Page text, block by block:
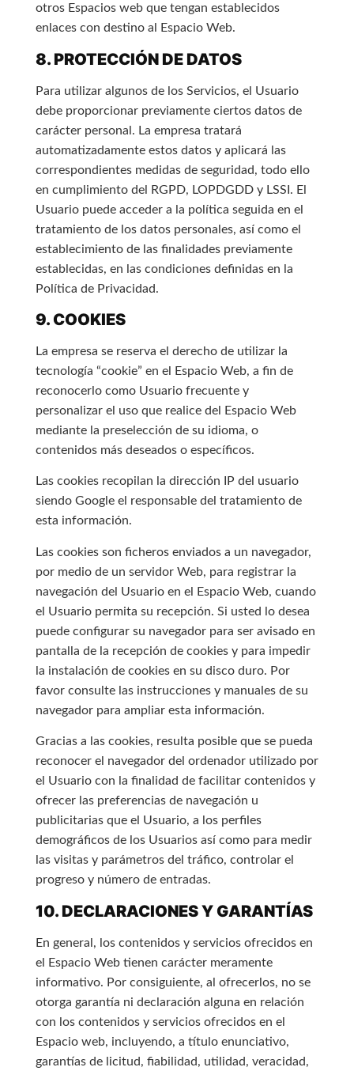
otros Espacios web que tengan establecidos
enlaces con destino al Espacio Web.
8. PROTECCIÓN DE DATOS
Para utilizar algunos de los Servicios, el Usuario
debe proporcionar previamente ciertos datos de
carácter personal. La empresa tratará
automatizadamente estos datos y aplicará las
correspondientes medidas de seguridad, todo ello
en cumplimiento del RGPD, LOPDGDD y LSSI. El
Usuario puede acceder a la política seguida en el
tratamiento de los datos personales, así como el
establecimiento de las finalidades previamente
establecidas, en las condiciones definidas en la
Política de Privacidad.
9. COOKIES
La empresa se reserva el derecho de utilizar la
tecnología “cookie” en el Espacio Web, a fin de
reconocerlo como Usuario frecuente y
personalizar el uso que realice del Espacio Web
mediante la preselección de su idioma, o
contenidos más deseados o específicos.
Las cookies recopilan la dirección IP del usuario
siendo Google el responsable del tratamiento de
esta información.
Las cookies son ficheros enviados a un navegador,
por medio de un servidor Web, para registrar la
navegación del Usuario en el Espacio Web, cuando
el Usuario permita su recepción. Si usted lo desea
puede configurar su navegador para ser avisado en
pantalla de la recepción de cookies y para impedir
la instalación de cookies en su disco duro. Por
favor consulte las instrucciones y manuales de su
navegador para ampliar esta información.
Gracias a las cookies, resulta posible que se pueda
reconocer el navegador del ordenador utilizado por
el Usuario con la finalidad de facilitar contenidos y
ofrecer las preferencias de navegación u
publicitarias que el Usuario, a los perfiles
demográficos de los Usuarios así como para medir
las visitas y parámetros del tráfico, controlar el
progreso y número de entradas.
10. DECLARACIONES Y GARANTÍAS
En general, los contenidos y servicios ofrecidos en
el Espacio Web tienen carácter meramente
informativo. Por consiguiente, al ofrecerlos, no se
otorga garantía ni declaración alguna en relación
con los contenidos y servicios ofrecidos en el
Espacio web, incluyendo, a título enunciativo,
garantías de licitud, fiabilidad, utilidad, veracidad,